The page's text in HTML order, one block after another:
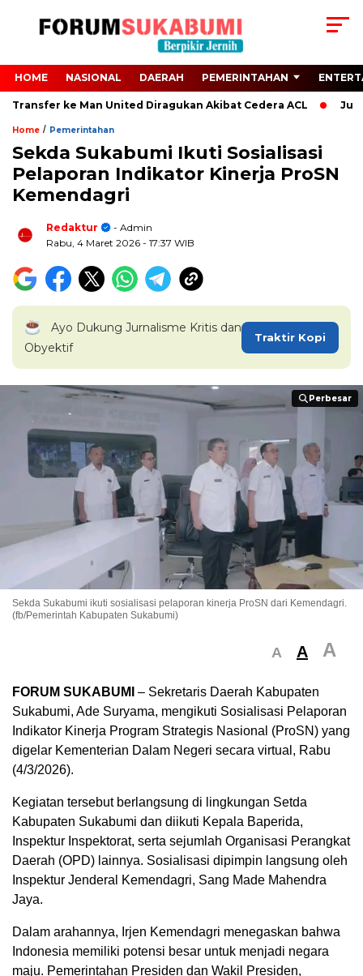
HOME NASIONAL DAERAH PEMERINTAHAN
ke Man United Diragukan Akibat Cedera ACL
Home / Pemerintahan
Sekda Sukabumi Ikuti Sosialisasi
Pelaporan Indikator Kinerja ProSN
Kemendagri
Redaktur
- Admin
Rabu, 4 Maret 2026 - 17:37 WIB
Ayo Dukung Jurnalisme Kritis dan
Obyektif
Traktir Kopi
Perbesar
Perbesar
Sekda Sukabumi ikuti sosialisasi pelaporan kinerja ProSN dari Kemendagri.
(fb/Pemerintah Kabupaten Sukabumi)
A A A
FORUM SUKABUMI – Sekretaris Daerah Kabupaten
Sukabumi, Ade Suryama, mengikuti Sosialisasi Pelaporan
Indikator Kinerja Program Strategis Nasional (ProSN) yang
digelar Kementerian Dalam Negeri secara virtual, Rabu
(4/3/2026).
Kegiatan tersebut berlangsung di lingkungan Setda
Kabupaten Sukabumi dan diikuti Kepala Baperida,
Inspektur Inspektorat, serta sejumlah Organisasi Perangkat
Daerah (OPD) lainnya. Sosialisasi dipimpin langsung oleh
Inspektur Jenderal Kemendagri, Sang Made Mahendra
Jaya.
Dalam arahannya, Irjen Kemendagri menegaskan bahwa
Indonesia memiliki potensi besar untuk menjadi negara
maju. Pemerintahan Presiden dan Wakil Presiden,